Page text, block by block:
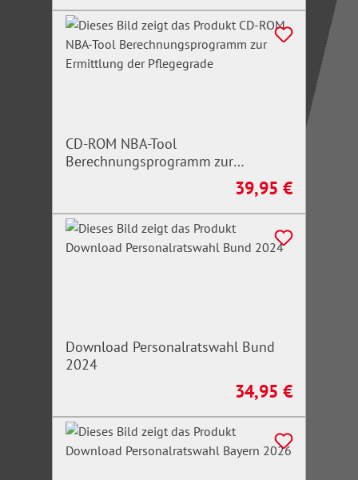
CD-ROM NBA-Tool
Berechnungsprogramm zur
Regulärer Preis:
39,95 €
Download Personalratswahl Bund
2024
Regulärer Preis:
34,95 €